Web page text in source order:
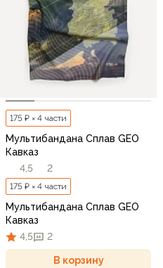
175 ₽ × 4 части
Мультибандана Сплав GEO
Кавказ
4,5
2
175 ₽ × 4 части
Мультибандана Сплав GEO
Кавказ
4,5
2
В корзину